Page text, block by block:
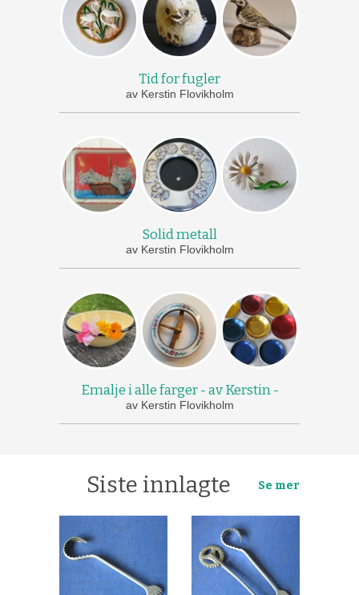
Tid for fugler
av Kerstin Flovikholm
Solid metall
av Kerstin Flovikholm
Emalje i alle farger - av Kerstin -
av Kerstin Flovikholm
Se mer
Siste innlagte